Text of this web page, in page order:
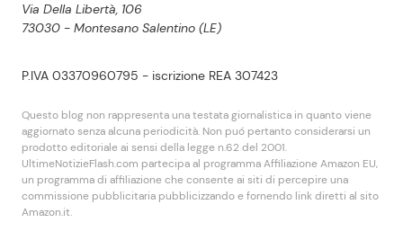
Via Della Libertà, 106
73030 - Montesano Salentino (LE)
P.IVA 03370960795 - iscrizione REA 307423
Questo blog non rappresenta una testata giornalistica in quanto viene
aggiornato senza alcuna periodicità. Non puó pertanto considerarsi un
prodotto editoriale ai sensi della legge n.62 del 2001.
UltimeNotizieFlash.com partecipa al programma Affiliazione Amazon EU,
un programma di affiliazione che consente ai siti di percepire una
commissione pubblicitaria pubblicizzando e fornendo link diretti al sito
Amazon.it.